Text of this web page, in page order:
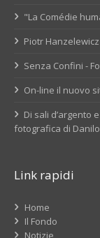
"La Comédie
Piotr
Senza Confini -
On-line il nuovo
Di sali d’argento
fotografica di
Link rapidi
Home
Il Fondo
Notizie